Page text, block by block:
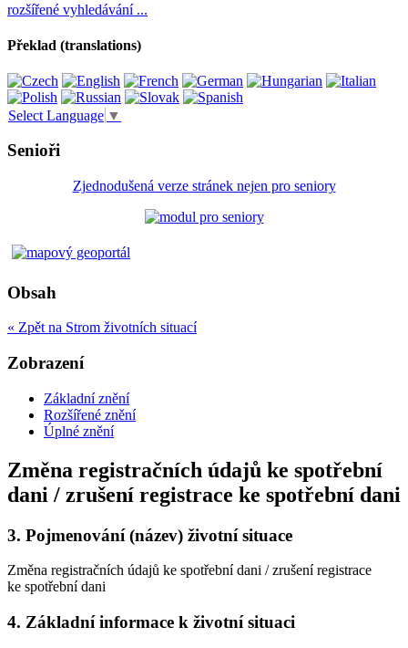
rozšířené vyhledávání ...
Překlad (translations)
Select Language ▼
Senioři
Zjednodušená verze stránek nejen pro seniory
Obsah
« Zpět na Strom životních situací
Zobrazení
Základní znění
Rozšířené znění
Úplné znění
Změna registračních údajů ke spotřební
dani / zrušení registrace ke spotřební dani
3. Pojmenování (název) životní situace
Změna registračních údajů ke spotřební dani / zrušení registrace
ke spotřební dani
4. Základní informace k životní situaci